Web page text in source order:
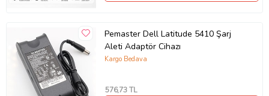
Pemaster Dell Latitude 5410 Şarj
Aleti Adaptör Cihazı
Kargo Bedava
576,73 TL